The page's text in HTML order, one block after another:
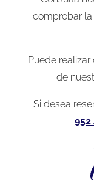
comprobar
Puede
de
Si desea
952